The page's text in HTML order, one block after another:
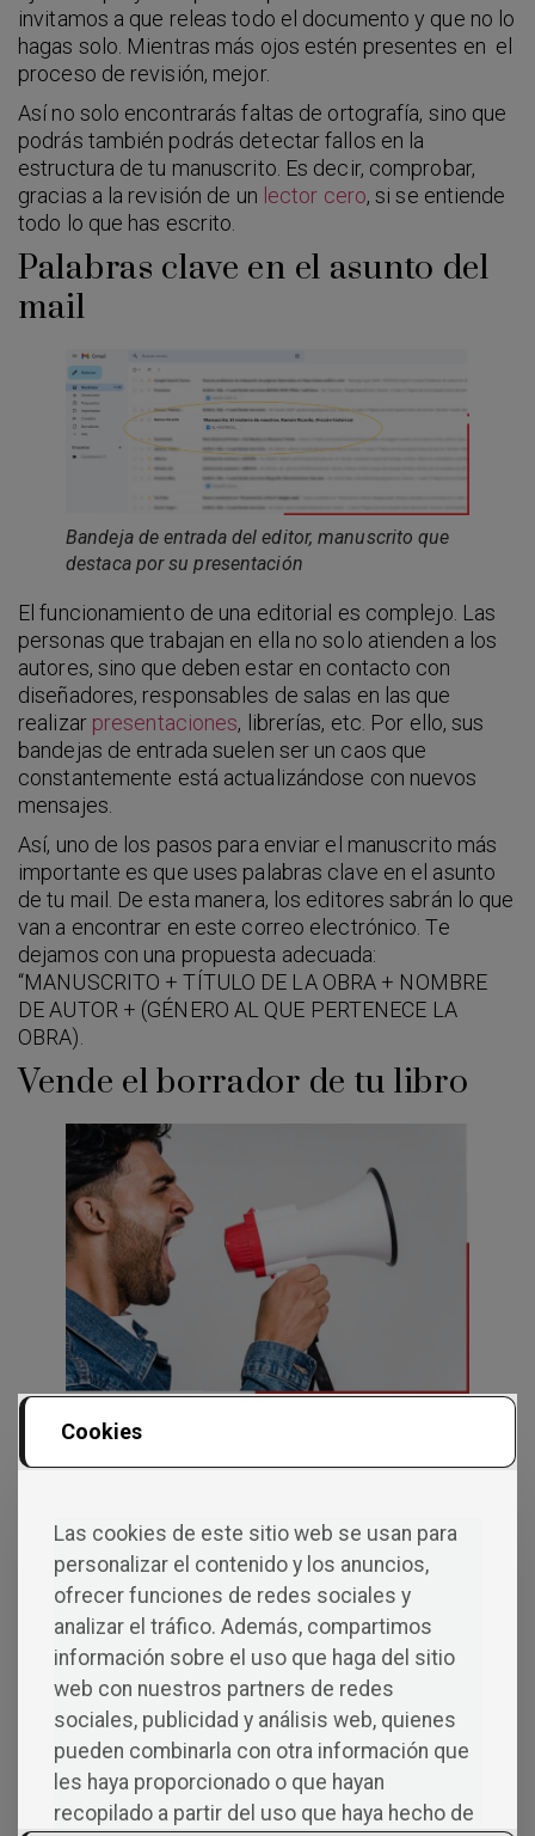
invitamos a que releas todo el documento y que no lo
hagas solo. Mientras más ojos estén presentes en el
proceso de revisión, mejor.
Así no solo encontrarás faltas de ortografía, sino que
podrás también podrás detectar fallos en la
estructura de tu manuscrito. Es decir, comprobar,
gracias a la revisión de un lector cero, si se entiende
todo lo que has escrito.
Palabras clave en el asunto del
mail
Bandeja de entrada del editor, manuscrito que
destaca por su presentación
El funcionamiento de una editorial es complejo. Las
personas que trabajan en ella no solo atienden a los
autores, sino que deben estar en contacto con
diseñadores, responsables de salas en las que
realizar presentaciones, librerías, etc. Por ello, sus
bandejas de entrada suelen ser un caos que
constantemente está actualizándose con nuevos
mensajes.
Así, uno de los pasos para enviar el manuscrito más
importante es que uses palabras clave en el asunto
de tu mail. De esta manera, los editores sabrán lo que
van a encontrar en este correo electrónico. Te
dejamos con una propuesta adecuada:
“MANUSCRITO + TÍTULO DE LA OBRA + NOMBRE
DE AUTOR + (GÉNERO AL QUE PERTENECE LA
OBRA).
Vende el borrador de tu libro
Bien, es el momento de tomarse las cosas en serio.
Sabemos que crees en tu libro, que este es una
momento de la que la editorial también lo sepa! Pero,
hay un problema, para ello van a tener que revisar tu
manuscrito, y para conseguirlo tendrás que
conseguir que abran tu correo y revisen tu proyecto.
Una misión bastante difícil si tenemos en cuenta la
cantidad de borradores que se reciben. Por ello,
trabaja en la promoción de tu proyecto. ¿Cómo
hacerlo? No está de más que incites a su lectura con
un documento adjunto en el que les hagas un breve
resumen de lo que están a punto de leer, que
destaques algunos valores diferenciales, y des
Cookies
Las cookies de este sitio web se usan para
personalizar el contenido y los anuncios,
ofrecer funciones de redes sociales y
analizar el tráfico. Además, compartimos
información sobre el uso que haga del sitio
web con nuestros partners de redes
sociales, publicidad y análisis web, quienes
pueden combinarla con otra información que
les haya proporcionado o que hayan
recopilado a partir del uso que haya hecho de